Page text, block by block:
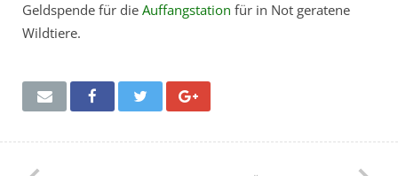
Geldspende für die Auffangstation für in Not geratene
Wildtiere.